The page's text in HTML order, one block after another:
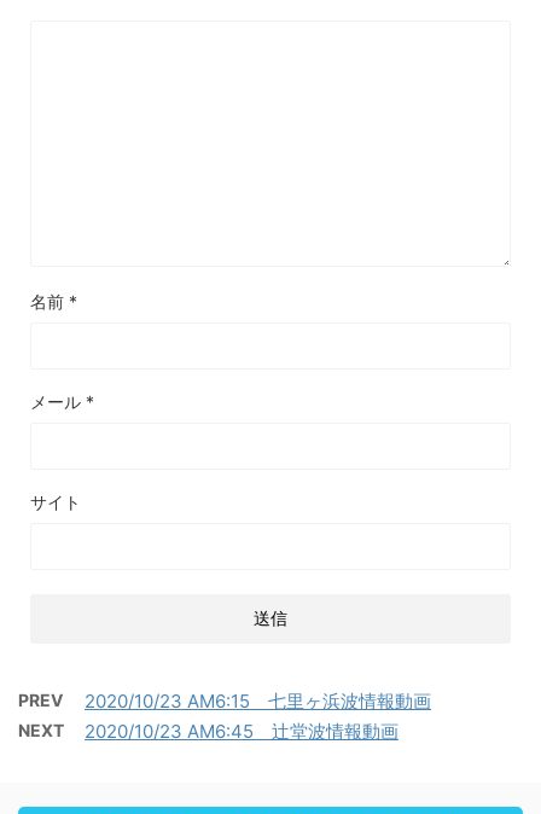
名前 *
メール *
サイト
PREV 2020/10/23 AM6:15 七里ヶ浜波情報動画
NEXT 2020/10/23 AM6:45 辻堂波情報動画